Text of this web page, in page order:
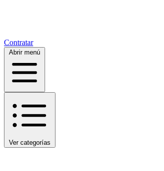
Contratar
Abrir menú
Ver categorías